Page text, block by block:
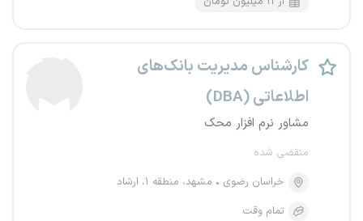
کارشناس مدیریت بانک‌های
اطلاعاتی (DBA)
مشاور نرم افزار محک
منقضی شده
خراسان رضوی
مشهد، منطقه ۱، ارشاد
تمام وقت